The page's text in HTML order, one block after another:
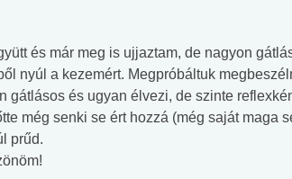
és már meg is ujjaztam, de nagyon
nyúl a kezemért. Megpróbáltuk
gátlásos és ugyan élvezi, de szinte
még senki se ért hozzá (még saját maga
prűd.